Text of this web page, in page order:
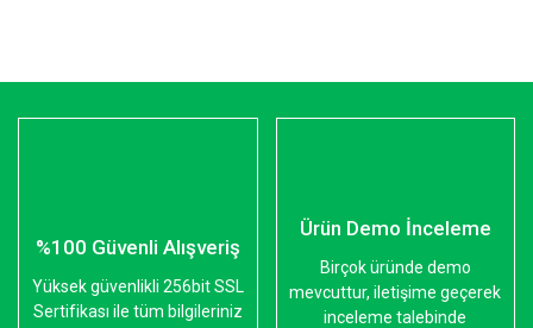
%100 Güvenli Alışveriş
Yüksek güvenlikli 256bit SSL
Sertifikası ile tüm bilgileriniz
Ürün Demo İnceleme
Birçok üründe demo
mevcuttur, iletişime geçerek
inceleme talebinde